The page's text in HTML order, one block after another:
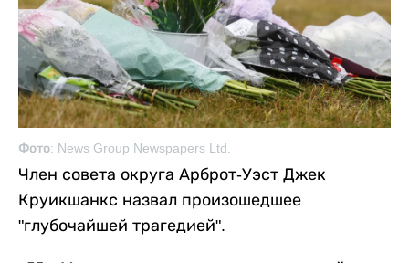
Фото: News Group Newspapers Ltd.
Член совета округа Арброт-Уэст Джек
Круикшанкс назвал произошедшее
"глубочайшей трагедией".